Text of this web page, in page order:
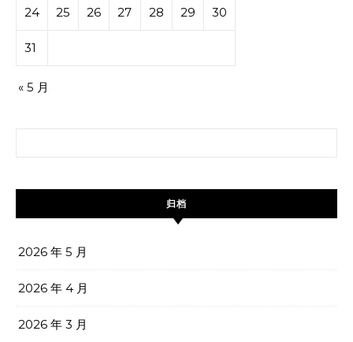
24 25 26 27 28 29 30
31
« 5 月
归档
2026 年 5 月
2026 年 4 月
2026 年 3 月